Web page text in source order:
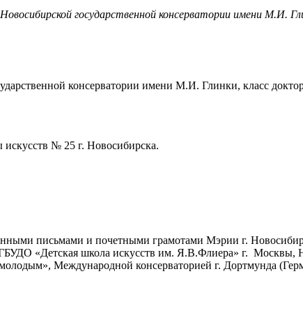
государственной консерватории имени М.И.
консерватории имени М.И. Глинки, класс
искусств № 25 г. Новосибирска.
письмами и почетными грамотами Мэрии г.
«Детская школа искусств им. Я.В.Флиера» г. Москвы,
Международной консерваторией г. Дортмунда